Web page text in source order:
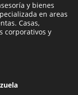
y bienes
en areas
Casas,
corporativos y